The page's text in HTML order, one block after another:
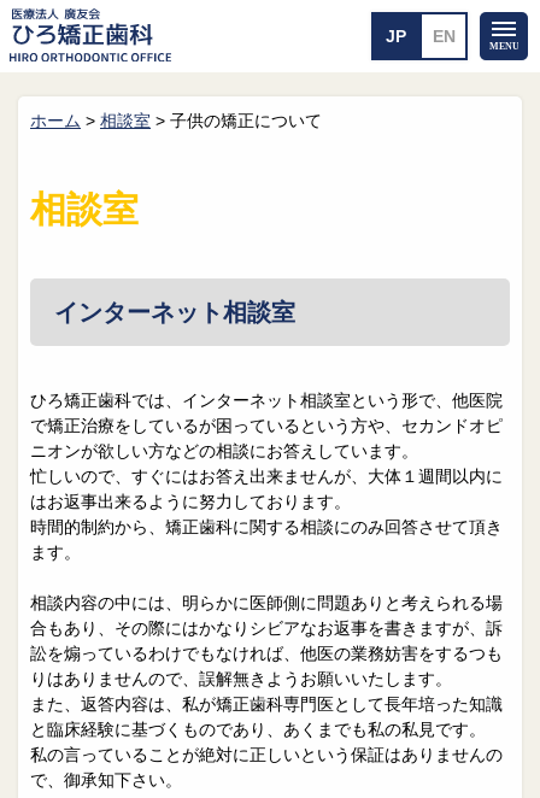
ホーム 矯正治療について
院長紹介
メール送信 相談室
皆さんの声 求人
院長日誌 治療相談
スタッフブログ サイトマップ
0263-54-6622
MAILはこちら
ホーム > 相談室 > 子供の矯正について
相談室
インターネット相談室
ひろ矯正歯科では、インターネット相談室という形で、他医院
で矯正治療をしているが困っているという方や、セカンドオピ
ニオンが欲しい方などの相談にお答えしています。
忙しいので、すぐにはお答え出来ませんが、大体１週間以内に
はお返事出来るように努力しております。
時間的制約から、矯正歯科に関する相談にのみ回答させて頂き
ます。
相談内容の中には、明らかに医師側に問題ありと考えられる場
合もあり、その際にはかなりシビアなお返事を書きますが、訴
訟を煽っているわけでもなければ、他医の業務妨害をするつも
りはありませんので、誤解無きようお願いいたします。
また、返答内容は、私が矯正歯科専門医として長年培った知識
と臨床経験に基づくものであり、あくまでも私の私見です。
私の言っていることが絶対に正しいという保証はありませんの
で、御承知下さい。